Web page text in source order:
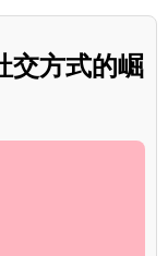
交方式的崛